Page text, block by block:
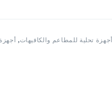
أجهزة تحلية للمطاعم والكافيهات,